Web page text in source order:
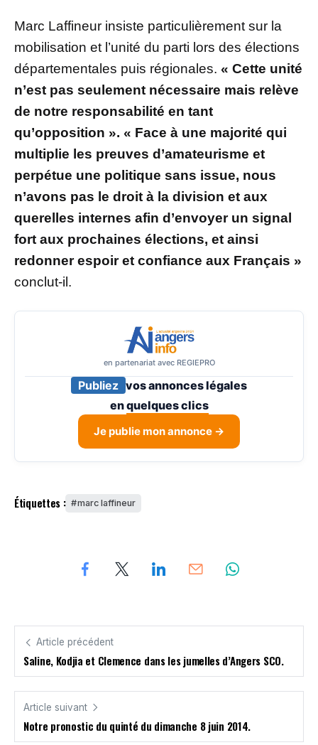
Marc Laffineur insiste particulièrement sur la
mobilisation et l’unité du parti lors des élections
départementales puis régionales. « Cette unité
n’est pas seulement nécessaire mais relève
de notre responsabilité en tant
qu’opposition ». « Face à une majorité qui
multiplie les preuves d’amateurisme et
perpétue une politique sans issue, nous
n’avons pas le droit à la division et aux
querelles internes afin d’envoyer un signal
fort aux prochaines élections, et ainsi
redonner espoir et confiance aux Français »
conclut-il.
en partenariat avec REGIEPRO
Publiez vos annonces légales
enquelques clics
Je publie mon annonce →
Étiquettes : marc laffineur
Article précédent
Saline, Kodjia et Clemence dans les jumelles d’Angers SCO.
Article suivant
Notre pronostic du quinté du dimanche 8 juin 2014.